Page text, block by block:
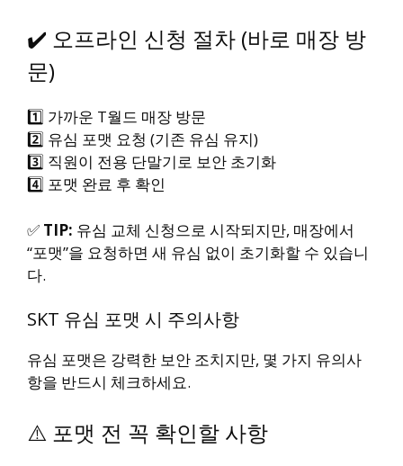
✔️ 오프라인 신청 절차 (바로 매장 방
문)
1️⃣ 가까운 T월드 매장 방문
2️⃣ 유심 포맷 요청 (기존 유심 유지)
3️⃣ 직원이 전용 단말기로 보안 초기화
4️⃣ 포맷 완료 후 확인
✅ TIP: 유심 교체 신청으로 시작되지만, 매장에서
“포맷”을 요청하면 새 유심 없이 초기화할 수 있습니
다.
SKT 유심 포맷 시 주의사항
유심 포맷은 강력한 보안 조치지만, 몇 가지 유의사
항을 반드시 체크하세요.
⚠️ 포맷 전 꼭 확인할 사항